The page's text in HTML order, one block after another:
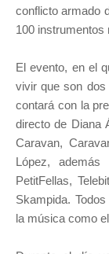
conflicto armado
100 instrumentos
El evento, en el
vivir que son
contará con la
directo de Diana
Caravan,
López,
PetitFellas,
Skampida.
la música como